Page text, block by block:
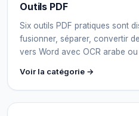
Outils PDF
Six outils PDF pratiques sont
fusionner, séparer, convertir
vers Word avec OCR arabe ou
Voir la catégorie →